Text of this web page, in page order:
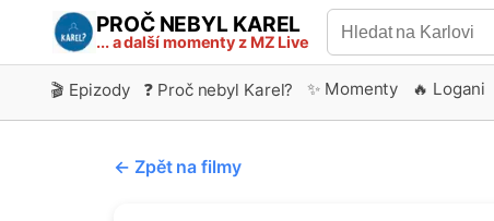
PROČ NEBYL KAREL
... a další momenty z MZ Live
🎬 Epizody ❓ Proč nebyl Karel? ✨ Momenty 🔥 Logani
← Zpět na filmy